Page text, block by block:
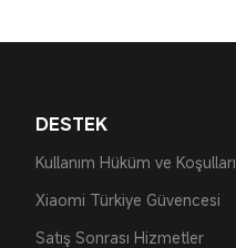
DESTEK
Kullanım Hüküm ve Koşulları
Xiaomi Türkiye Güvencesi
Satış Sonrası Hizmetler